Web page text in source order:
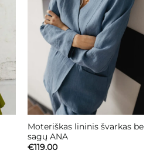
Moteriškas lininis švarkas be
sagų ANA
€119.00